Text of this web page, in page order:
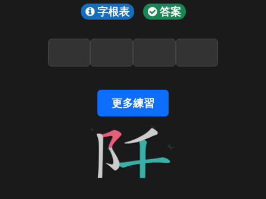
字根表 答案
更多練習